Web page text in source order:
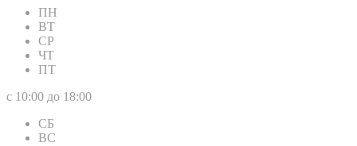
ПН
ВТ
СР
ЧТ
ПТ
с 10:00 до 18:00
СБ
ВС